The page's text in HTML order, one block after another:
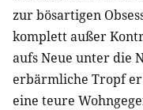
zur bösartigen
komplett außer
aufs Neue unter die
erbärmliche Tropf er
eine teure